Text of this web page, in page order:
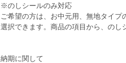
※のしシールのみ対応
ご希望の方は、お中元用、無地タイプ
選択できます。商品の項目から、のし
納期に関して